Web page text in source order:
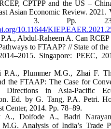
CPTPP and the US –
Asian Economic Review. 2021.
Pp.
10.11644/
Abdul-Raheem A. Can RCEP
to FTAAP? // State of the
Singapore: PEEC,
P.A., Plummer M.G., Zhai F.
the FTAAP: The Case for
in Asia-Pacific
Ed. by G. Tang, P.A. Petri.
Center, 2014. Pp. 78–89.
A., Doifode A., Badri
M.G. Analysis of India’s Trade